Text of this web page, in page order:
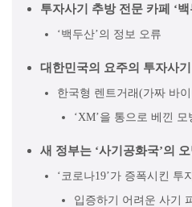
투자사기 추방 전문 카페 ‘백
‘백두산’의 정보 오류
대한민국의 요주의 투자사기
한국형 렌트거래(가짜 바
‘XM’을 통으로 베낀 모
새 정부는 ‘사기공화국’의
‘코로나19’가 증폭시킨 투
입증하기 어려운 사기